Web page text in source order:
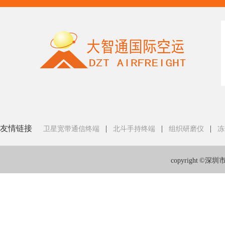
友情链接 卫星宽带通信终端 | 北斗手持终端 | 组织研磨仪 |
copyright ©深圳